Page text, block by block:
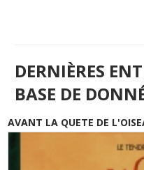
DERNIÈRES
BASE DE
AVANT LA QUETE DE